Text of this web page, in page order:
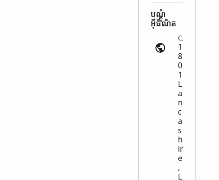
បណ្តុំ​
អ៊ីធឺណិត
Census | search.findmypast.com
1
8
0
1
L
a
n
c
a
s
h
ir
e
,
L